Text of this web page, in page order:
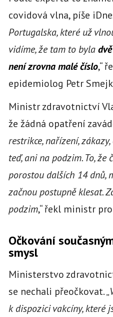
covidová vlna, píše
Portugalska, které už
vidíme, že tam to byladvě
není zrovna malé číslo,“
epidemiolog Petr
Ministr zdravotnictví
že žádná opatření
restrikce, nařízení,
teď, ani na podzim. To, že
porostou dalších 14 dnů,
začnou postupně klesat.
podzim,“ řekl ministr
Očkování
smysl
Ministerstvo
se nechali přeočkovat. „
k dispozici vakcíny, které